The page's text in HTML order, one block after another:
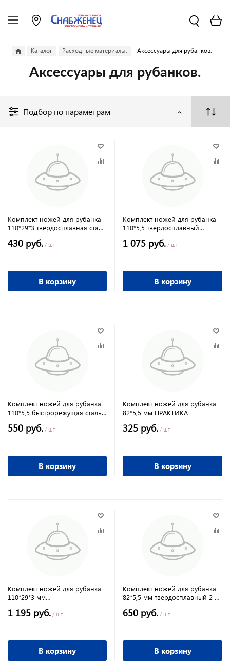
Каталог Расходные материалы. Аксессуары для рубанков.
Аксессуары для рубанков.
Подбор по параметрам
Комплект ножей для рубанка
110*29*3 твердосплавная сталь
430 руб. / шт
В корзину
Комплект ножей для рубанка
110*5,5 твердосплавный
1 075 руб. / шт
В корзину
Комплект ножей для рубанка
110*5,5 быстрорежущая сталь
550 руб. / шт
В корзину
Комплект ножей для рубанка
82*5,5 мм ПРАКТИКА
325 руб. / шт
В корзину
Комплект ножей для рубанка
110*29*3 мм
(2 шт) ПРАКТИКА
1 195 руб. / шт
В корзину
Комплект ножей для рубанка
82*5,5 мм твердосплавный 2 шт
650 руб. / шт
В корзину